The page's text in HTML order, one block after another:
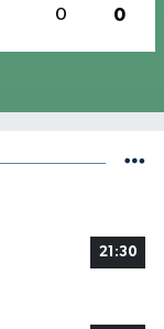
0 0
21:30